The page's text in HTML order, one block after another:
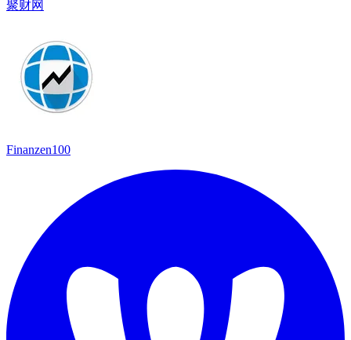
聚财网
Finanzen100